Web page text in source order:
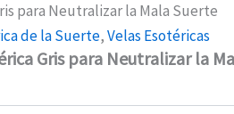
para Neutralizar la Mala Suerte
de la Suerte,Velas Esotéricas
Gris para Neutralizar la